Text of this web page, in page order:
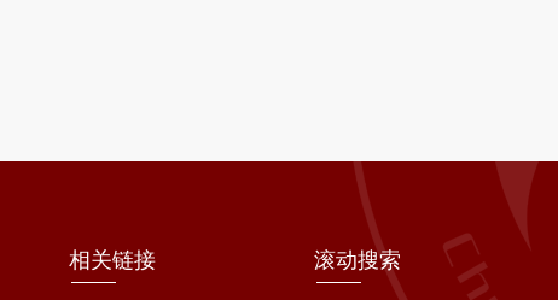
相关链接 滚动搜索